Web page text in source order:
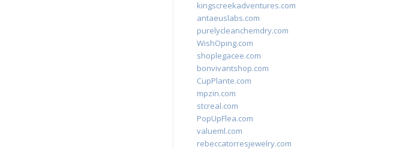
kingscreekadventures.com
antaeuslabs.com
purelycleanchemdry.com
WishOping.com
shoplegacee.com
bonvivantshop.com
CupPlante.com
mpzin.com
stcreal.com
PopUpFlea.com
valueml.com
rebeccatorresjewelry.com